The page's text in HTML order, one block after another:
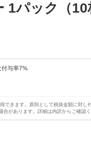
1パック（10
付与率7%
できます。原則として税抜金額に対し
合があります。詳細は内訳からご確認く